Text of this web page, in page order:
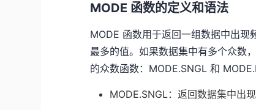
MODE 函数的定义和语法
MODE 函数用于返回一组数据中出现
最多的值。如果数据集中有多个众数
的众数函数：MODE.SNGL 和
MODE.SNGL：返回数据集中出